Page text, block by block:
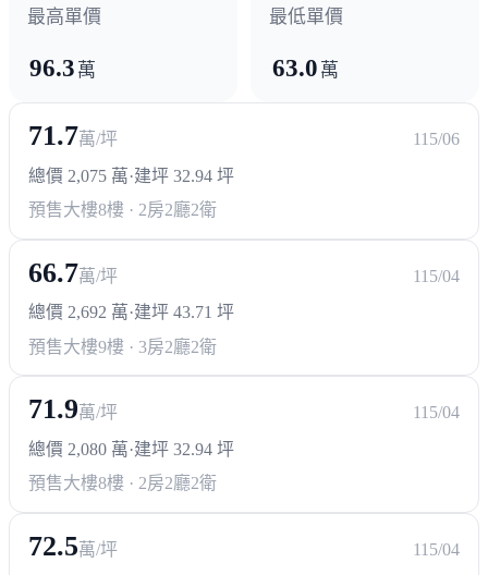
AAIA美國學校
最高單價
96.3 萬
最低單價
63.0 萬
71.7萬/坪
115/06
總價 2,075 萬·建坪 32.94 坪
預售大樓8樓 · 2房2廳2衛
66.7萬/坪
115/04
總價 2,692 萬·建坪 43.71 坪
預售大樓9樓 · 3房2廳2衛
71.9萬/坪
115/04
總價 2,080 萬·建坪 32.94 坪
預售大樓8樓 · 2房2廳2衛
72.5萬/坪
115/04